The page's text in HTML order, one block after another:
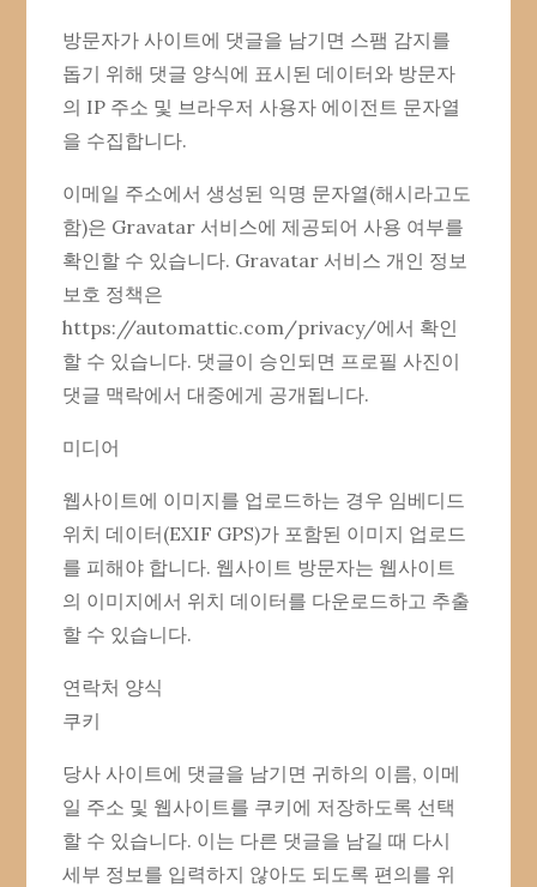
방문자가 사이트에 댓글을 남기면 스팸 감지를
돕기 위해 댓글 양식에 표시된 데이터와 방문자
의 IP 주소 및 브라우저 사용자 에이전트 문자열
을 수집합니다.
이메일 주소에서 생성된 익명 문자열(해시라고도
함)은 Gravatar 서비스에 제공되어 사용 여부를
확인할 수 있습니다. Gravatar 서비스 개인 정보
보호 정책은
https://automattic.com/privacy/에서 확인
할 수 있습니다. 댓글이 승인되면 프로필 사진이
댓글 맥락에서 대중에게 공개됩니다.
미디어
웹사이트에 이미지를 업로드하는 경우 임베디드
위치 데이터(EXIF GPS)가 포함된 이미지 업로드
를 피해야 합니다. 웹사이트 방문자는 웹사이트
의 이미지에서 위치 데이터를 다운로드하고 추출
할 수 있습니다.
연락처 양식
쿠키
당사 사이트에 댓글을 남기면 귀하의 이름, 이메
일 주소 및 웹사이트를 쿠키에 저장하도록 선택
할 수 있습니다. 이는 다른 댓글을 남길 때 다시
세부 정보를 입력하지 않아도 되도록 편의를 위